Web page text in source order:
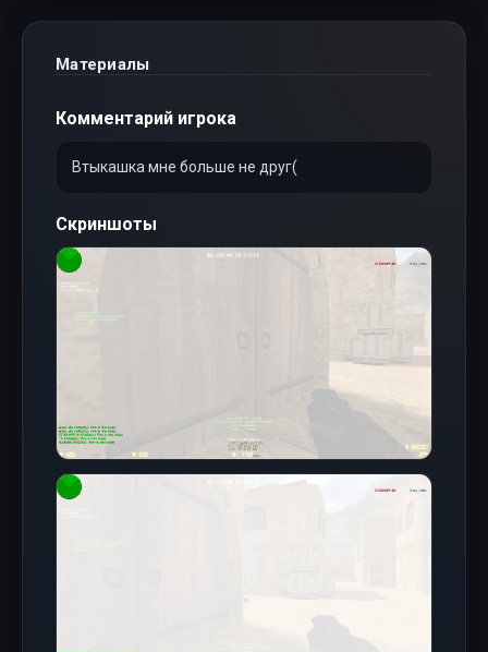
Материалы
Комментарий игрока
Втыкашка мне больше не друг(
Скриншоты